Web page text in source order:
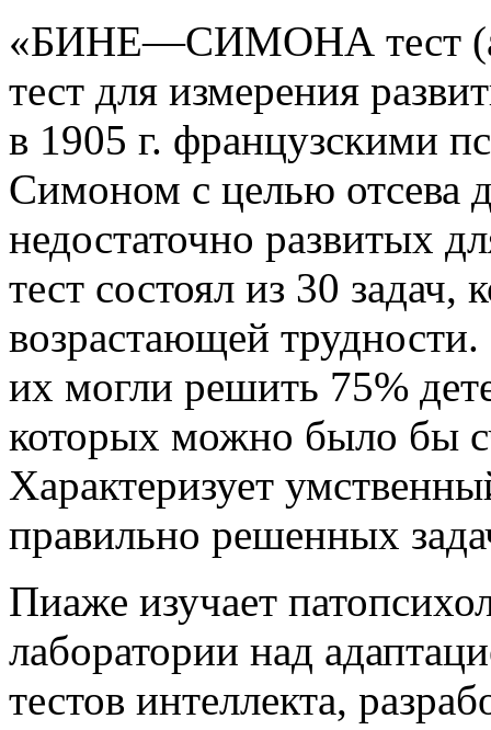
«БИНЕ—СИМОНА тест
тест для измерения
в 1905 г. французскими
Симоном с целью отсева
недостаточно развитых
тест состоял из 30 задач,
возрастающей
их могли решить 75%
которых можно было бы
Характеризует
правильно решенных
Пиаже изучает
лаборатории над
тестов интеллекта,